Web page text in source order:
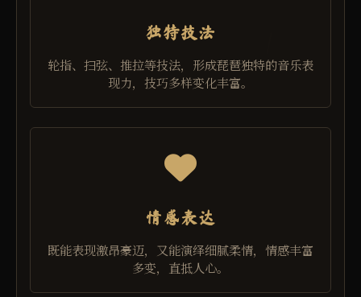
独特技法
轮指、扫弦、推拉等技法，形成琵琶独特的音乐表
现力，技巧多样变化丰富。
情感表达
既能表现激昂豪迈，又能演绎细腻柔情，情感丰富
多变，直抵人心。